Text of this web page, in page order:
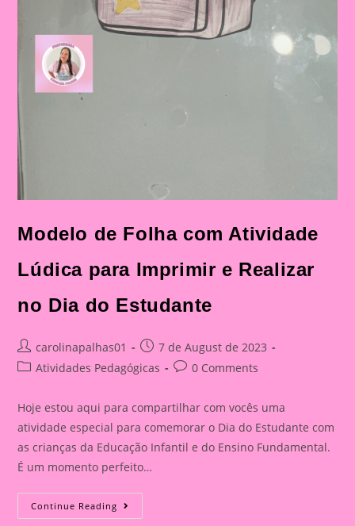
Modelo de Folha com Atividade
Lúdica para Imprimir e Realizar
no Dia do Estudante
Post
author:
carolinapalhas01
Post
published:
7 de August de 2023
PostAtividades Pedagógicas
Post0 Comments
Hoje estou aqui para compartilhar com vocês uma
atividade especial para comemorar o Dia do Estudante com
as crianças da Educação Infantil e do Ensino Fundamental.
É um momento perfeito…
Continue Reading Modelo
De